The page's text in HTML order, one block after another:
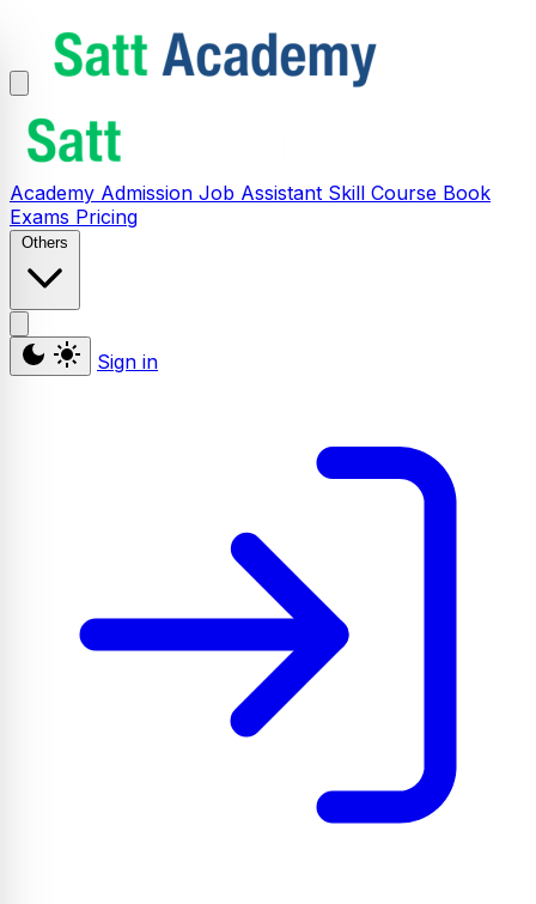
Academy Admission Job Assistant Skill Course Book
Exams Pricing
Others
Sign in